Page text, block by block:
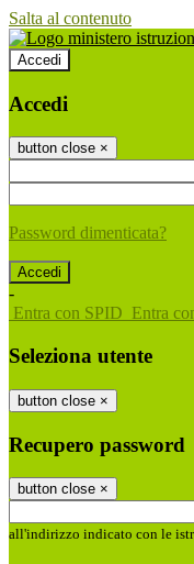
Salta al contenuto
Accedi
Accedi
button close ×
Password dimenticata?
-
Entra con SPID Entra
Seleziona utente
button close ×
Recupero password
button close ×
all'indirizzo indicato con le